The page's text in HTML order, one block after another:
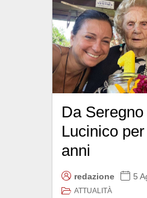
Da Seregno
Lucinico
anni
redazione 5
ATTUALITÀ